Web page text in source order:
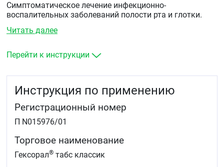
Симптоматическое лечение инфекционно-
воспалительных заболеваний полости рта и глотки.
Читать далее
Перейти к инструкции
Инструкция по применению
Регистрационный номер
П N015976/01
Торговое наименование
Гексорал® табс классик